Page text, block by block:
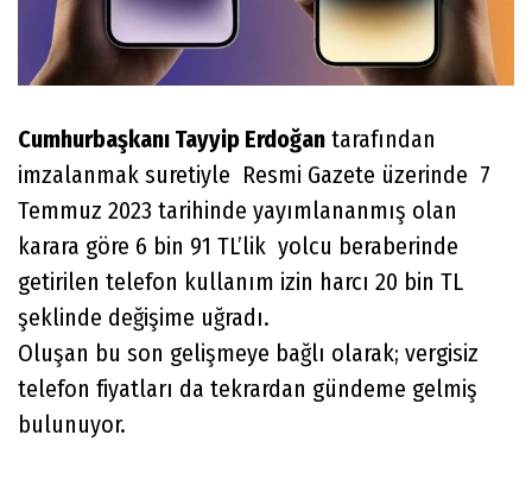
Cumhurbaşkanı Tayyip Erdoğan tarafından
imzalanmak suretiyle Resmi Gazete üzerinde 7
Temmuz 2023 tarihinde yayımlananmış olan
karara göre 6 bin 91 TL’lik yolcu beraberinde
getirilen telefon kullanım izin harcı 20 bin TL
şeklinde değişime uğradı.
Oluşan bu son gelişmeye bağlı olarak; vergisiz
telefon fiyatları da tekrardan gündeme gelmiş
bulunuyor.